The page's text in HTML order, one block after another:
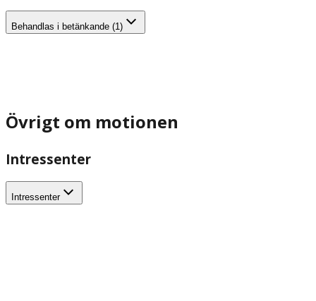
Behandlas i betänkande (1)
Övrigt om motionen
Intressenter
Intressenter